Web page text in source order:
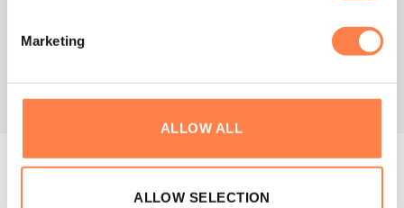
Marketing
ALLOW ALL
ALLOW SELECTION
TOEVOEGEN AAN
WINKELWAGEN